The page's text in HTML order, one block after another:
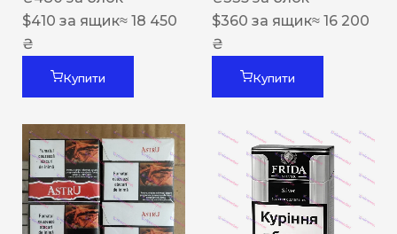
$410 за ящик≈ 18 450
₴
Купити
$360 за ящик≈ 16 200
₴
Купити